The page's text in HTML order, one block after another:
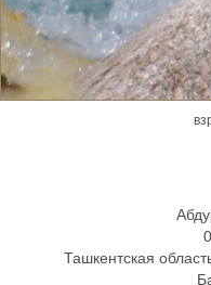
Ташкентская